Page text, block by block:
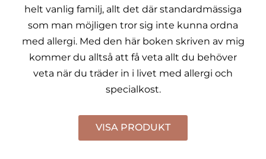
helt vanlig familj, allt det där standardmässiga
som man möjligen tror sig inte kunna ordna
med allergi. Med den här boken skriven av mig
kommer du alltså att få veta allt du behöver
veta när du träder in i livet med allergi och
specialkost.
VISA PRODUKT